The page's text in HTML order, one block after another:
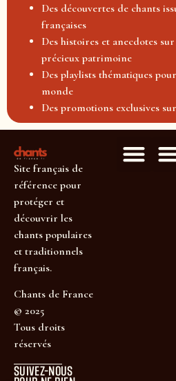
Des découvertes de chants
françaises
Des histoires et anecdotes
précieux patrimoine
Des playlists thématiques
monde
Des promotions exclusives
Site français de
référence pour
protéger et
découvrir les
chants populaires
et traditionnels
français.
Chants de France
© 2025
Tous droits
réservés
SUIVEZ-NOUS